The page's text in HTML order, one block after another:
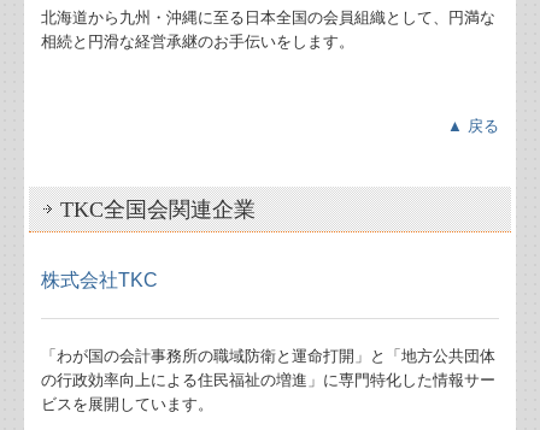
リンク集
TKCシステムQ&A
経営革新等支援機関とは
経営改善オンデマンド講座
継続MASシステム
北海道から九州・沖縄に至る日本全国の会員組織として、円満な
相続と円滑な経営承継のお手伝いをします。
▲ 戻る
TKC全国会関連企業
株式会社TKC
「わが国の会計事務所の職域防衛と運命打開」と「地方公共団体
の行政効率向上による住民福祉の増進」に専門特化した情報サー
ビスを展開しています。